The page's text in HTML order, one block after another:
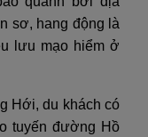
sơ, hang động là
lưu mạo hiểm ở
Hới, du khách có
tuyến đường Hồ